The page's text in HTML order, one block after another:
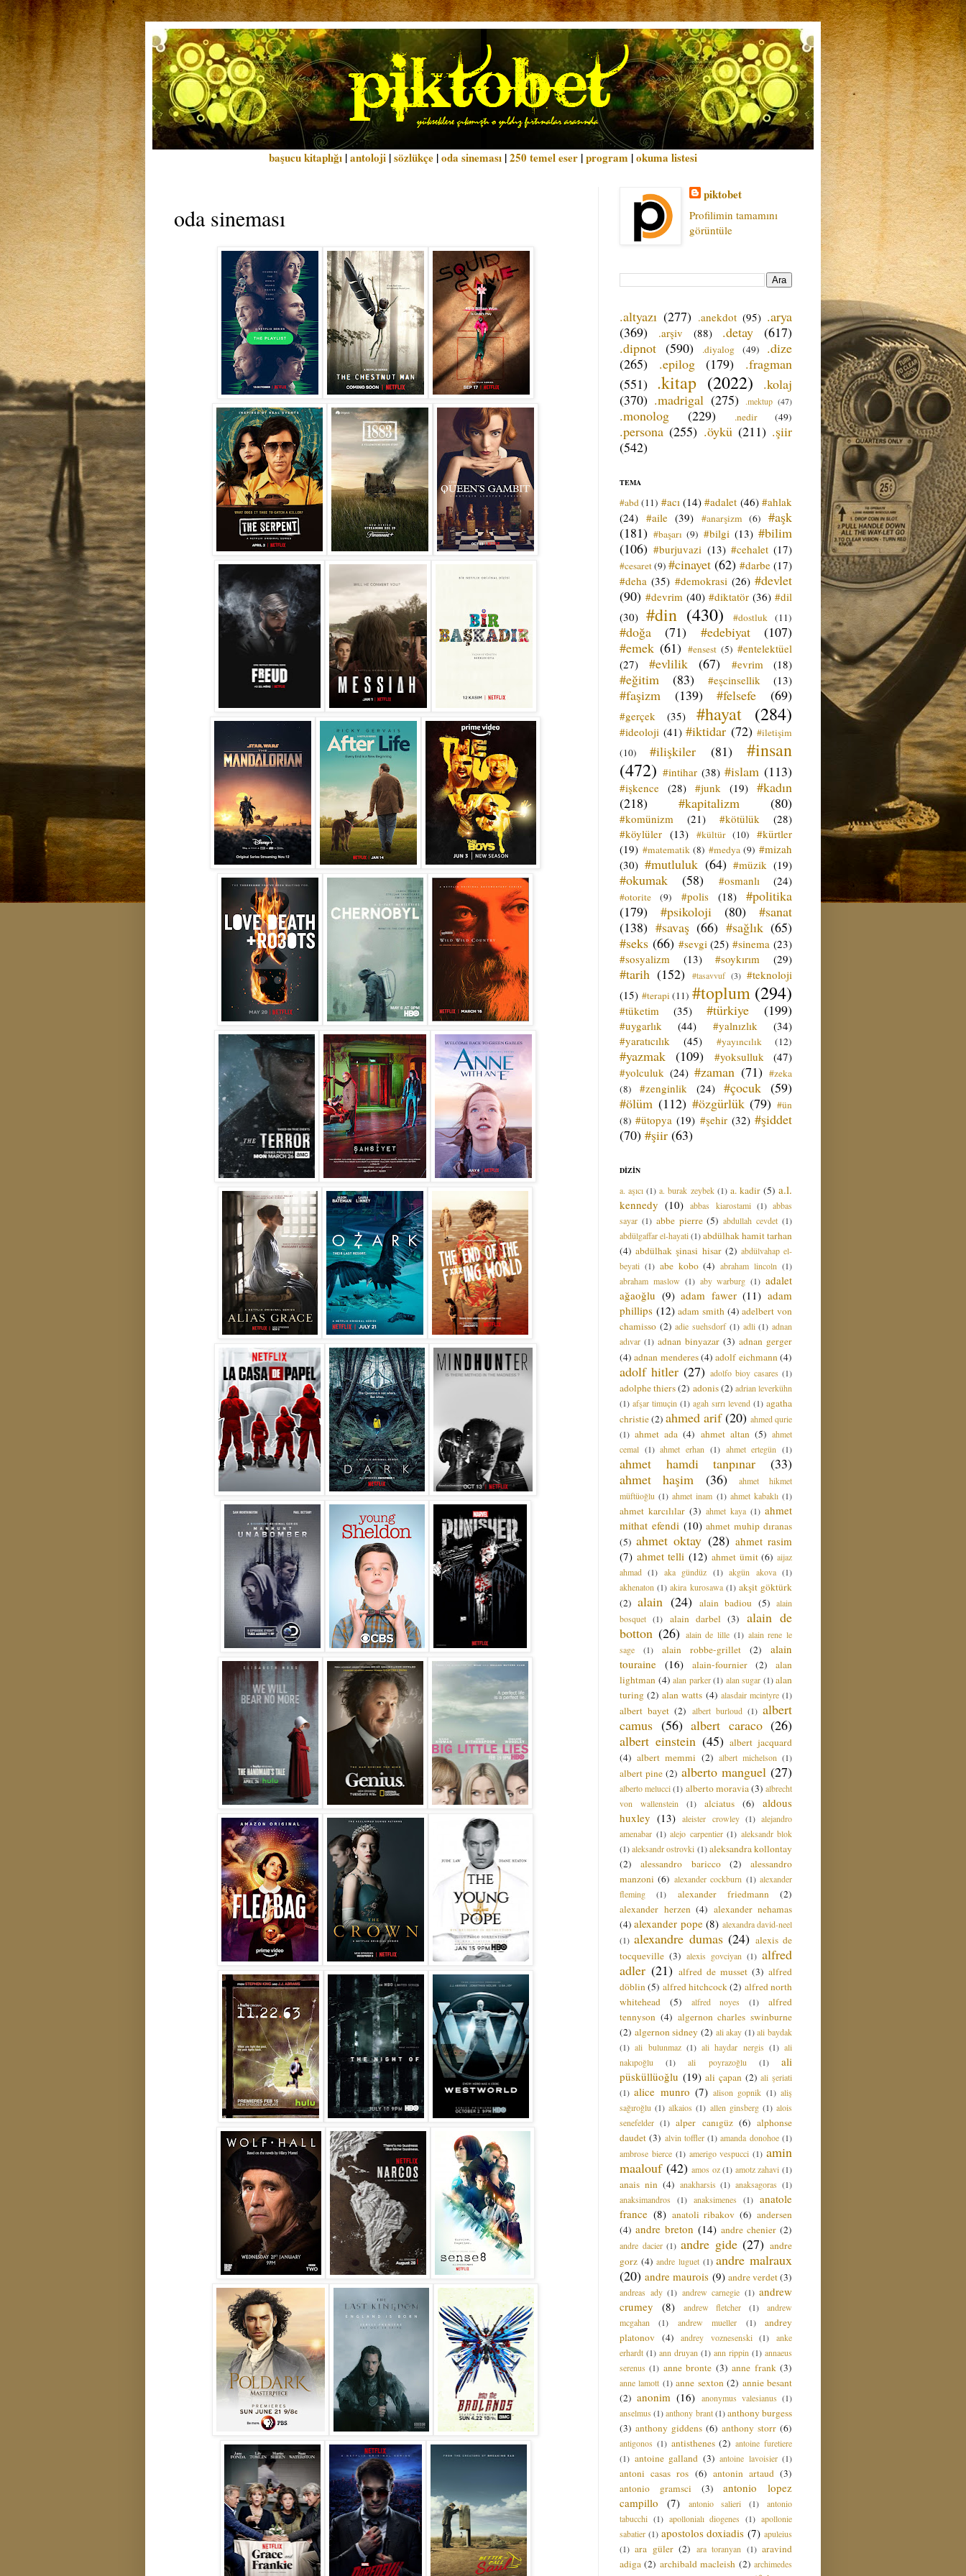
başucu kitaplığı |antoloji |sözlükçe |oda sineması |250 temel eser |program |okuma listesi
oda sineması
piktobet
Profilimin tamamını
görüntüle
.altyazı (277) .anekdot (95) .arya
(369)
.arşiv (88) .detay
(617)
.dipnot (590) .diyalog (49)
.dize
(265)
.epilog (179)
.fragman
(551) .kitap (2022)
.kolaj
(370) .madrigal (275) .mektup (47)
.monolog (229) .nedir (49)
.persona (255) .öykü (211) .şiir
(542)
TEMA
#abd (11) #acı (14) #adalet (46) #ahlak
(24) #aile (39) #anarşizm (6)
#aşk
(181) #başarı (9) #bilgi (13) #bilim
(106) #burjuvazi (13) #cehalet (17)
#cesaret(9) #cinayet (62) #darbe (17)
#deha (35) #demokrasi (26) #devlet
(90) #devrim (40) #diktatör (36) #dil
(30) #din (430) #dostluk (11)
#doğa (71) #edebiyat
(107)
#emek (61) #ensest (5) #entelektüel
(27)
#evlilik (67) #evrim (18)
#eğitim (83) #eşcinsellik (13)
#faşizm (139) #felsefe (69)
#gerçek (35) #hayat (284)
#ideoloji (41) #iktidar (72) #iletişim
(10)
#ilişkiler (81)
#insan
(472) #intihar (38) #islam (113)
#işkence (28) #junk (19) #kadın
(218)
#kapitalizm (80)
#komünizm (21) #kötülük
(28)
#köylüler (13) #kültür (10)
#kürtler
(19) #matematik (8) #medya (9) #mizah
(30) #mutluluk (64) #müzik (19)
#okumak (58) #osmanlı (24)
#otorite (9) #polis (18)
#politika
(179)
#psikoloji (80)
#sanat
(138) #savaş (66) #sağlık (65)
#seks (66) #sevgi (25) #sinema (23)
#sosyalizm
(13) #soykırım (29)
#tarih (152) #tasavvuf (3) #teknoloji
(15) #terapi (11) #toplum (294)
#tüketim (35) #türkiye (199)
#uygarlık (44) #yalnızlık
(34)
#yaratıcılık
(45) #yayıncılık (12)
#yazmak (109) #yoksulluk
(47)
#yolculuk (24) #zaman (71) #zeka
(8)
#zenginlik (24) #çocuk (59)
#ölüm (112) #özgürlük (79) #ün
(8) #ütopya (19) #şehir (32) #şiddet
(70) #şiir (63)
DİZİN
a. aşıcı (1) a. burak zeybek (1) a. kadir (5) a.l.
kennedy (10) abbas kiarostami (1) abbas
sayar (1) abbe pierre (5) abdullah cevdet (1)
abdülgaffar el-hayati(1)abdülhak hamit tarhan
(4) abdülhak şinasi hisar (2) abdülvahap el-
beyati (1) abe kobo (4) abraham lincoln (1)
abraham maslow (1) aby warburg (1) adalet
ağaoğlu (9) adam fawer (11) adam
phillips (12) adam smith (4) adelbert von
chamisso (2) adie suehsdorf (1) adli (1) adnan
adıvar (1) adnan binyazar (3) adnan gerger
(4) adnan menderes(4) adolf eichmann (4)
adolf hitler (27) adolfo bioy casares (1)
adolphe thiers(2) adonis(2) adrian leverkühn
(1) afşar timuçin (1) agah sırrı levend (1) agatha
christie(2) ahmed arif (20) ahmed qurie
(1) ahmet ada (4) ahmet altan (5) ahmet
cemal (1) ahmet erhan (1) ahmet ertegün (1)
ahmet hamdi tanpınar
(33)
ahmet haşim
(36)
ahmet hikmet
müftüoğlu (1) ahmet inam (1) ahmet kabaklı (1)
ahmet karcılılar (3) ahmet kaya (1) ahmet
mithat efendi (10) ahmet muhip dıranas
(5) ahmet oktay (28) ahmet rasim
(7) ahmet telli (12) ahmet ümit (6) aijaz
ahmad (1) aka gündüz (1) akgün akova (1)
akhenaton (1) akira kurosawa (1) akşit göktürk
(2) alain (24) alain badiou (5) alain
bosquet (1) alain darbel (3)
alain de
botton (26) alain de lille (1) alain rene le
sage
(1) alain robbe-grillet (2)
alain
touraine (16) alain-fournier (2)
alan
lightman (4) alan parker (1) alan sugar (1) alan
turing (2) alan watts (4) alasdair mcintyre (1)
albert bayet (2) albert burloud (1) albert
camus (56) albert caraco (26)
albert einstein (45) albert jacquard
(4) albert memmi (2) albert michelson (1)
albert pine (2) alberto manguel (27)
alberto melucci (1) alberto moravia (3) albrecht
von wallenstein
(1) alciatus (6)
aldous
huxley (13) aleister crowley (1) alejandro
amenabar (1) alejo carpentier (1) aleksandr blok
(1) aleksandr ostrovki (1) aleksandra kollontay
(2)
alessandro baricco (2)
alessandro
manzoni (6) alexander cockburn (1) alexander
fleming
(1) alexander friedmann
(2)
alexander herzen (4) alexander nehamas
(4) alexander pope (8) alexandra david-neel
(1) alexandre dumas (24) alexis de
tocqueville (3) alexis govciyan (1) alfred
adler (21) alfred de musset (3) alfred
döblin (5) alfred hitchcock(2) alfred north
whitehead
(5) alfred noyes (1)
alfred
tennyson (4) algernon charles swinburne
(2) algernon sidney (2) ali akay (1) ali baydak
(1) ali bulunmaz (1) ali haydar nergis (1) ali
nakıpoğlu
(1) ali poyrazoğlu (1)
ali
püsküllüoğlu (19) ali çapan (2) ali şeriati
(1) alice munro (7) alison gopnik (1) aliş
sağıroğlu (1) alkaios (1) allen ginsberg (1) alois
senefelder (1) alper canıgüz (6) alphonse
daudet (3) alvin toffler (1) amanda donohoe (1)
ambrose bierce (1) amerigo vespucci (1) amin
maalouf (42) amos oz (1) amotz zahavi (1)
anais nin (4) anakharsis (1) anaksagoras (1)
anaksimandros
(1) anaksimenes (1) anatole
france (8) anatoli ribakov (6) andersen
(4) andre breton (14) andre chenier (2)
andre dacier (1) andre gide (27) andre
gorz (4) andre luguet (1) andre malraux
(20) andre maurois (9) andre verdet(3)
andreas ady (1) andrew carnegie (1) andrew
crumey
(8) andrew fletcher (1)
andrew
mcgahan
(1) andrew mueller (1)
andrey
platonov (4) andrey voznesenski (1)
anke
erhardt (1) ann druyan (1) ann rippin (1) annaeus
serenus (1) anne bronte (3) anne frank (3)
anne lamott (1) anne sexton (2) annie besant
(2) anonim (16) anonymus valesianus (1)
anselmus (1) anthony brant (1) anthony burgess
(3) anthony giddens (6) anthony storr (6)
antigonos (1) antisthenes (2) antoine furetiere
(1) antoine galland (3) antoine lavoisier (1)
antoni casas ros (6) antonin artaud (3)
antonio gramsci
(3)
antonio lopez
campillo
(7) antonio salieri (1)
antonio
tabucchi (1) apollonialı diogenes (1) apollonie
sabatier (1) apostolos doxiadis (7) apuleius
(1) ara güler (2) ara toranyan (1) aravind
adiga (2) archibald macleish (2) archimedes